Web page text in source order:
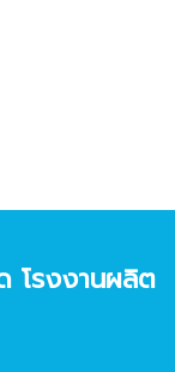
โรงงานผลิต